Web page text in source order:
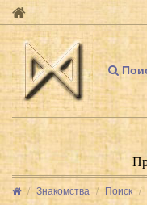
Знакомства Поиск